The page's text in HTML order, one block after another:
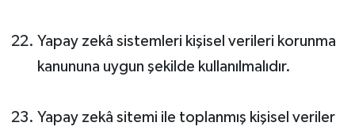
Yapay zekâ sistemleri kişisel verileri korunma
kanununa uygun şekilde kullanılmalıdır.
Yapay zekâ sitemi ile toplanmış kişisel veriler